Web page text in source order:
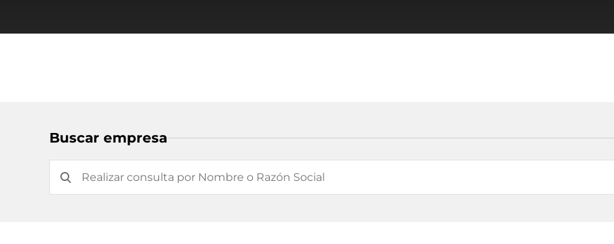
Buscar empresa